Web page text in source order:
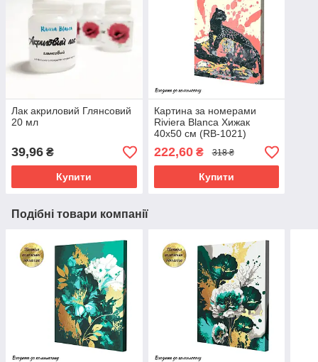
Лак акриловий Глянсовий
20 мл
39,96 ₴
Купити
Картина за номерами
Riviera Blanca Хижак
40x50 см (RB-1021)
222,60₴ 318 ₴
Купити
Подібні товари компанії